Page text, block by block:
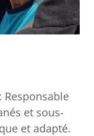
: Responsable
et sous-
et adapté.